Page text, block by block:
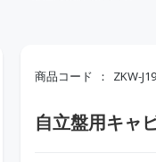
商品コード ZKW-
自立盤用キャ